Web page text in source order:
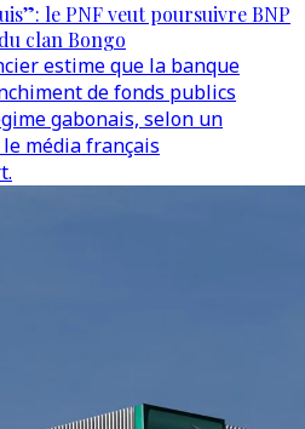
le PNF veut poursuivre BNP
clan Bongo
estime que la banque
de fonds publics
gabonais, selon un
média français